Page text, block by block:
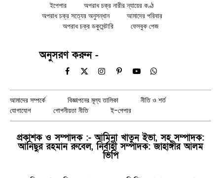
ইপেপার
অপরাধ চক্র নারীর ন্যায়ের কণ্ঠ
অপরাধ চক্র সত্যের অনুসন্ধান
আমাদের পরিবার
অপরাধ চক্র ডকুমেন্টারি
ফেসবুক পেজ
অনুসরণ করুন -
Facebook
X
InstagramPinterestYouTubeWhatsApp
আমাদের সম্পর্কে বিজ্ঞাপনের মূল্য তালিকা
নীতি ও শর্ত
যোগাযোগ
গোপনীয়তা নীতি ই-পেপার
প্রকাশক ও সম্পাদক :- আমিনা খাতুন ইভা, সহ সম্পাদক:
আনিছুর রহমান রুবেল, নির্বাহী সম্পাদক: জাহাঙ্গীর আলম
ভিপি